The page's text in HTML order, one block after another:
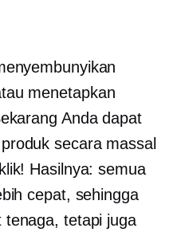
menetapkan
Anda dapat
secara massal
Hasilnya: semua
cepat, sehingga
tetapi juga